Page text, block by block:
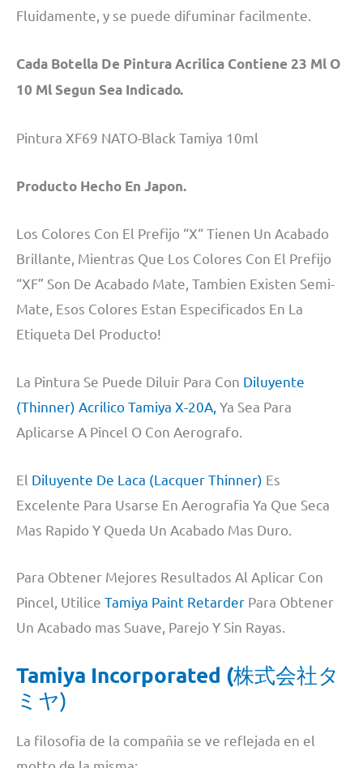
Fluidamente, y se puede difuminar facilmente.
Cada Botella De Pintura Acrilica Contiene 23 Ml O
10 Ml Segun Sea Indicado.
Pintura XF69 NATO-Black Tamiya 10ml
Producto Hecho En Japon.
Los Colores Con El Prefijo “X“ Tienen Un Acabado
Brillante, Mientras Que Los Colores Con El Prefijo
“XF” Son De Acabado Mate, Tambien Existen Semi-
Mate, Esos Colores Estan Especificados En La
Etiqueta Del Producto!
La Pintura Se Puede Diluir Para Con Diluyente
(Thinner) Acrilico Tamiya X-20A, Ya Sea Para
Aplicarse A Pincel O Con Aerografo.
El Diluyente De Laca (Lacquer Thinner) Es
Excelente Para Usarse En Aerografia Ya Que Seca
Mas Rapido Y Queda Un Acabado Mas Duro.
Para Obtener Mejores Resultados Al Aplicar Con
Pincel, Utilice Tamiya Paint Retarder Para Obtener
Un Acabado mas Suave, Parejo Y Sin Rayas.
Tamiya Incorporated (株式会社タ
ミヤ)
La filosofia de la compañia se ve reflejada en el